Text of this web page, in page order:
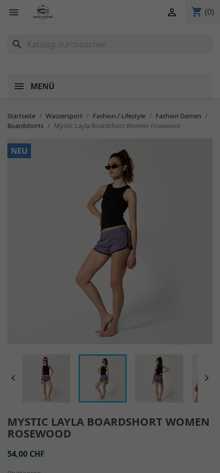
 shopping_cart (0)

search
MENÜ
Startseite Wassersport Fashion / Lifestyle
Fashion Damen
Boardshorts
Mystic Layla Boardshort Women rosewood
NEU
 
MYSTIC LAYLA BOARDSHORT WOMEN
ROSEWOOD
54,00 CHF